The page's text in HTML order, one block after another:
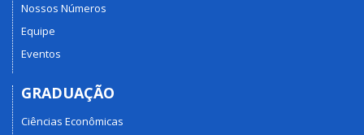
Nossos Números
Equipe
Eventos
GRADUAÇÃO
Ciências Econômicas